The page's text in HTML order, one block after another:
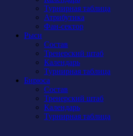
Турнирная таблица
Атрибутика
Фан-сектор
Рыси
Состав
Тренерский штаб
Календарь
Турнирная таблица
Бирюса
Состав
Тренерский штаб
Календарь
Турнирная таблица